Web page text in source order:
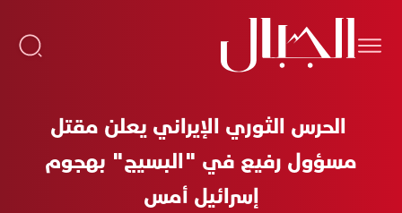
الحرس الثوري الإيراني يعلن مقتل
مسؤول رفيع في "البسيج" بهجوم
إسرائيل أمس